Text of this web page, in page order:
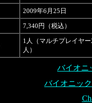
2009年6月25日
7,340円（税込）
1人（マルチプレイヤ
人）
バイオニ
バイオニッ